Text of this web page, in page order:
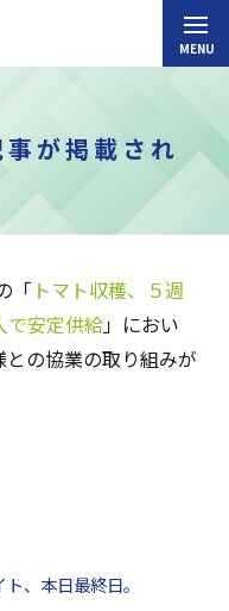
が掲載され
「 トマト収穫、５週
安定供給」におい
の協業の取り組みが
、本日最終日。